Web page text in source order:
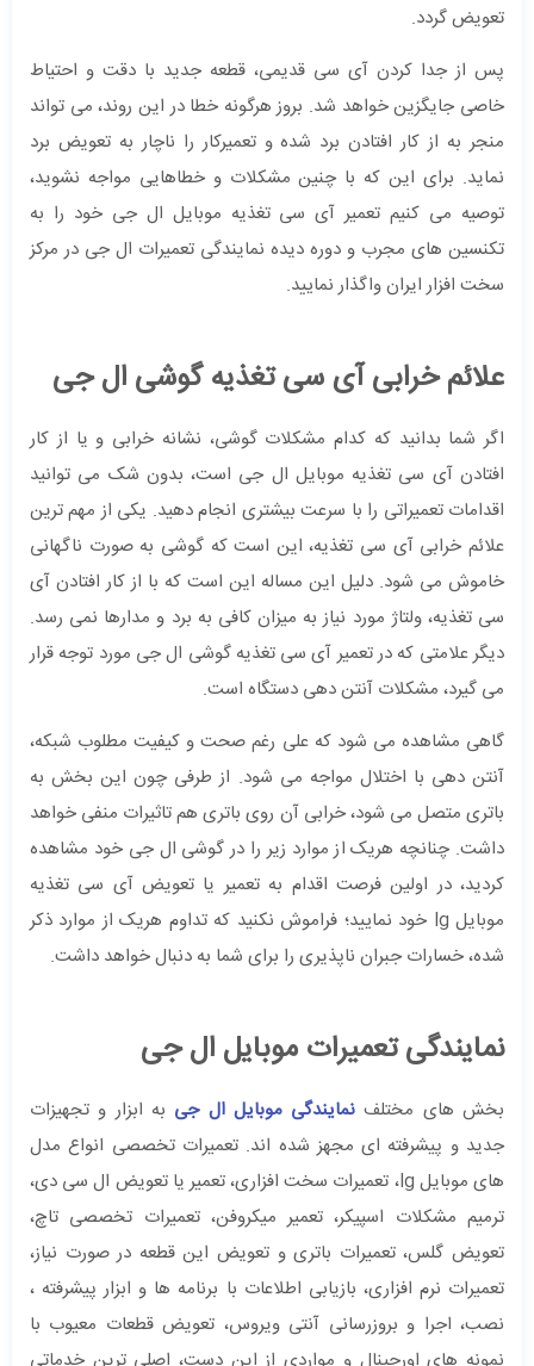
تعویض گردد.
پس از جدا کردن آی سی قدیمی، قطعه جدید با دقت و احتیاط
خاصی جایگزین خواهد شد. بروز هرگونه خطا در این روند، می تواند
منجر به از کار افتادن برد شده و تعمیرکار را ناچار به تعویض برد
نماید. برای این که با چنین مشکلات و خطاهایی مواجه نشوید،
توصیه می کنیم تعمیر آی سی تغذیه موبایل ال جی خود را به
تکنسین های مجرب و دوره دیده نمایندگی تعمیرات ال جی در مرکز
سخت افزار ایران واگذار نمایید.
علائم خرابی آی سی تغذیه گوشی ال جی
اگر شما بدانید که کدام مشکلات گوشی، نشانه خرابی و یا از کار
افتادن آی سی تغذیه موبایل ال جی است، بدون شک می توانید
اقدامات تعمیراتی را با سرعت بیشتری انجام دهید. یکی از مهم ترین
علائم خرابی آی سی تغذیه، این است که گوشی به صورت ناگهانی
خاموش می شود. دلیل این مساله این است که با از کار افتادن آی
سی تغذیه، ولتاژ مورد نیاز به میزان کافی به برد و مدارها نمی رسد.
دیگر علامتی که در تعمیر آی سی تغذیه گوشی ال جی مورد توجه قرار
می گیرد، مشکلات آنتن دهی دستگاه است.
گاهی مشاهده می شود که علی رغم صحت و کیفیت مطلوب شبکه،
آنتن دهی با اختلال مواجه می شود. از طرفی چون این بخش به
باتری متصل می شود، خرابی آن روی باتری هم تاثیرات منفی خواهد
داشت. چنانچه هریک از موارد زیر را در گوشی ال جی خود مشاهده
کردید، در اولین فرصت اقدام به تعمیر یا تعویض آی سی تغذیه
موبایل lg خود نمایید؛ فراموش نکنید که تداوم هریک از موارد ذکر
شده، خسارات جبران ناپذیری را برای شما به دنبال خواهد داشت.
نمایندگی تعمیرات موبایل ال جی
بخش های مختلف نمایندگی موبایل ال جی به ابزار و تجهیزات
جدید و پیشرفته ای مجهز شده اند. تعمیرات تخصصی انواع مدل
های موبایل lg، تعمیرات سخت افزاری، تعمیر یا تعویض ال سی دی،
ترمیم مشکلات اسپیکر، تعمیر میکروفن، تعمیرات تخصصی تاچ،
تعویض گلس، تعمیرات باتری و تعویض این قطعه در صورت نیاز،
تعمیرات نرم افزاری، بازیابی اطلاعات با برنامه ها و ابزار پیشرفته ،
نصب، اجرا و بروزرسانی آنتی ویروس، تعویض قطعات معیوب با